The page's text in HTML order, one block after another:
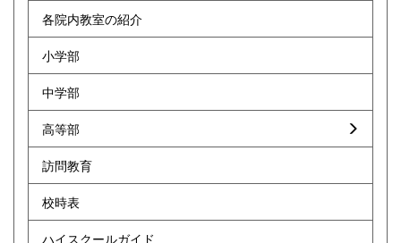
各院内教室の紹介
小学部
中学部
高等部
訪問教育
校時表
ハイスクールガイド